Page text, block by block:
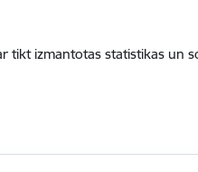
tikt izmantotas statistikas un